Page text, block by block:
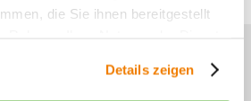
die Sie ihnen bereitgestellt
Details zeigen
zu unseren